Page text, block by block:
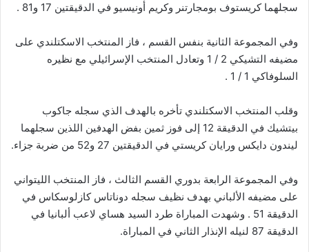
سجلهما كريستوف بومجارتنر وكريم أونيسيو في الدقيقتين 17 و81 .
وفي المجموعة الثانية بنفس القسم ، فاز المنتخب الاسكتلندي على
مضيفه التشيكي 2 / 1 وتعادل المنتخب الإسرائيلي مع نظيره
السلوفاكي 1 / 1 .
وقلب المنتخب الاسكتلندي تأخره بالهدف الذي سجله جاكوب
بيتشيك في الدقيقة 12 إلى فوز ثمين بفض الهدفين اللذين سجلهما
ليندون دايكس ورايان كريستي في الدقيقتين 27 و52 من ضربة جزاء.
وفي المجموعة الرابعة بدوري القسم الثالث ، فاز المنتخب الليتواني
على مضيفه الألباني بهدف نظيف سجله دوناتاس كازلوسكاس في
الدقيقة 51 . وشهدت المباراة طرد السيد هساي لاعب ألبانيا في
الدقيقة 87 لنيله الإنذار الثاني في المباراة.